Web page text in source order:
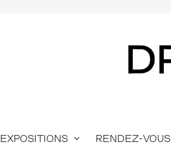
Expositions Rendez-vous